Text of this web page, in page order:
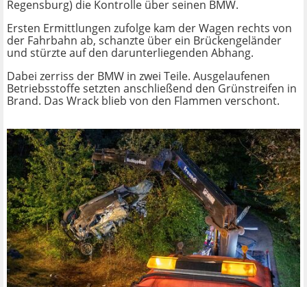
Regensburg) die Kontrolle über seinen BMW.
Ersten Ermittlungen zufolge kam der Wagen rechts von
der Fahrbahn ab, schanzte über ein Brückengeländer
und stürzte auf den darunterliegenden Abhang.
Dabei zerriss der BMW in zwei Teile. Ausgelaufenen
Betriebsstoffe setzten anschließend den Grünstreifen in
Brand. Das Wrack blieb von den Flammen verschont.